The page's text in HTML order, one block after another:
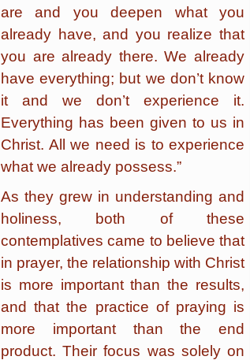
are and you deepen what you
already have, and you realize that
you are already there. We already
have everything; but we don’t know
it and we don’t experience it.
Everything has been given to us in
Christ. All we need is to experience
what we already possess.”
As they grew in understanding and
holiness, both of these
contemplatives came to believe that
in prayer, the relationship with Christ
is more important than the results,
and that the practice of praying is
more important than the end
product. Their focus was solely on